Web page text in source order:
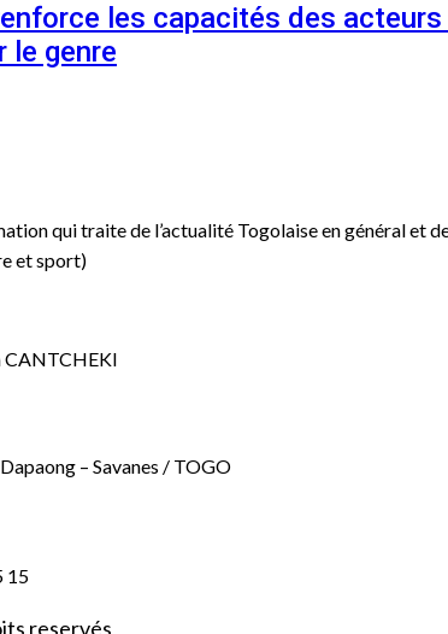
les capacités des
le genre
qui traite de l’actualité Togolaise en général et
et sport)
CANTCHEKI
– Savanes / TOGO
15
reservés